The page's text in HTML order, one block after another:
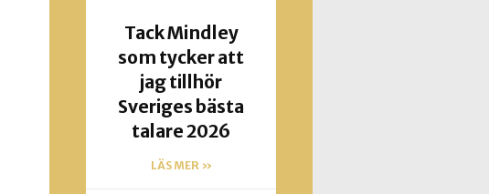
Tack Mindley
som tycker att
jag tillhör
Sveriges bästa
talare 2026
LÄS MER »